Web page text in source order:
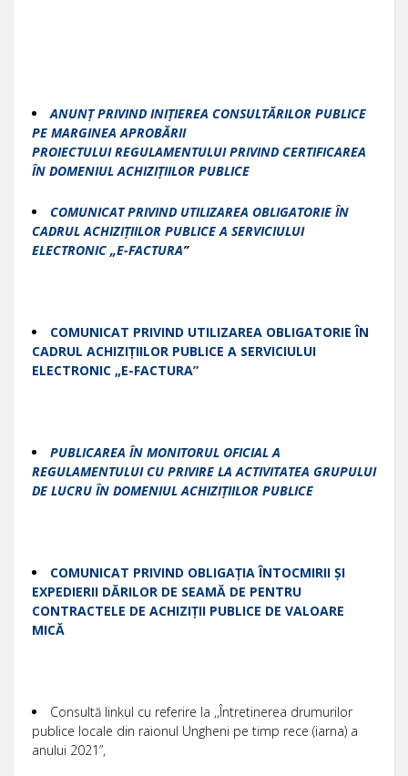
ANUNȚ PRIVIND INIȚIEREA CONSULTĂRILOR PUBLICE
PE MARGINEA APROBĂRII
PROIECTULUI REGULAMENTULUI PRIVIND CERTIFICAREA
ÎN DOMENIUL ACHIZIȚIILOR PUBLICE
COMUNICAT PRIVIND UTILIZAREA OBLIGATORIE ÎN
CADRUL ACHIZIȚIILOR PUBLICE A SERVICIULUI
ELECTRONIC „E-FACTURA”
COMUNICAT PRIVIND UTILIZAREA OBLIGATORIE ÎN
CADRUL ACHIZIȚIILOR PUBLICE A SERVICIULUI
ELECTRONIC „E-FACTURA”
PUBLICAREA ÎN MONITORUL OFICIAL A
REGULAMENTULUI CU PRIVIRE LA ACTIVITATEA GRUPULUI
DE LUCRU ÎN DOMENIUL ACHIZIȚIILOR PUBLICE
COMUNICAT PRIVIND OBLIGAȚIA ÎNTOCMIRII ȘI
EXPEDIERII DĂRILOR DE SEAMĂ DE PENTRU
CONTRACTELE DE ACHIZIȚII PUBLICE DE VALOARE
MICĂ
Consultă linkul cu referire la ,,Întretinerea drumurilor
publice locale din raionul Ungheni pe timp rece (iarna) a
anului 2021”,